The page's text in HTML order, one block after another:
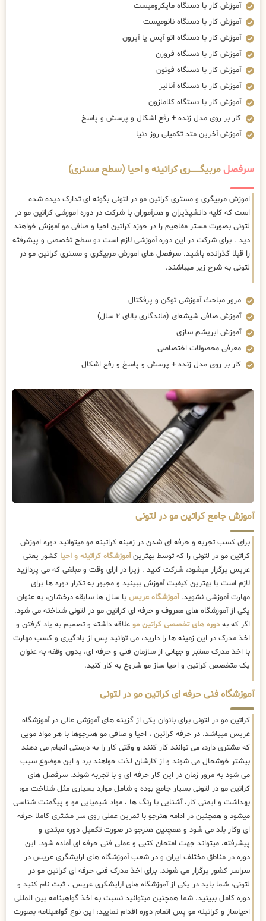
آموزش کار با دستگاه مایکرومیست
آموزش کار با دستگاه نانومیست
آموزش کار با دستگاه اتو آیس یا آیرون
آموزش کار با دستگاه فروزن
آموزش کار با دستگاه فوتون
آموزش کار با دستگاه آنالیز
آموزش کار با دستگاه کلامازون
کار بر روی مدل زنده + رفع اشکال و پرسش و پاسخ
آموزش آخرین متد تکمیلی روز دنیا
سرفصلمربیگــــــــری کراتینه و احیا (سطح مستری)
اموزش مربیگری و مستری کراتین مو در لتونی بگونه ای تدارک دیده شده
است که کلیه دانشپذیران و هنرآموزان با شرکت در دوره اموزشی کراتین مو در
لتونی بصورت مستر مفاهیم را در حوزه کراتین احیا و صافی مو آموزش خواهند
دید . برای شرکت در این دوره آموزشی لازم است دو سطح تخصصی و پیشرفته
را قبلا گذرانده باشید. سرفصل های اموزش مربیگری و مستری کراتین مو در
لتونی به شرح زیر میباشند.
مرور مباحث آموزشی توکن و پرفکتال
آموزش صافی شیشه‌ای (ماندگاری بالای ۲ سال)
آموزش ابریشم سازی
معرفی محصولات اختصاصی
کار بر روی مدل زنده + پرسش و پاسخ و رفع اشکال
آموزش جامع کراتین مو در لتونی
برای کسب تجربه و حرفه ای شدن در زمینه کراتینه مو میتوانید دوره اموزش
کراتین مو در لتونی را که توسط بهترینآموزشگاه کراتینه و احیا کشور یعنی
عریس برگزار میشود، شرکت کنید . زیرا در ازای وقت و مبلغی که می پردازید
لازم است با بهترین کیفیت آموزش ببینید و مجبور به تکرار دوره ها برای
مهارت آموزشی نشوید.آموزشگاه عریس با سال ها سابقه درخشان، به عنوان
یکی از آموزشگاه های معروف و حرفه ای کراتین مو در لتونی شناخته می شود.
اگر که بهدوره های تخصصی کراتین مو علاقه داشته و تصمیم به یاد گرفتن و
اخذ مدرک در این زمینه ها را دارید، می توانید پس از یادگیری و کسب مهارت
با اخذ مدرک معتبر و جهانی از سازمان فنی و حرفه ای، بدون وقفه به عنوان
یک متخصص کراتین و احیا ساز مو شروع به کار کنید.
آموزشگاه فنی حرفه ای کراتین مو در لتونی
کراتین مو در لتونی برای بانوان یکی از گزینه های آموزشی عالی در آموزشگاه
عریس میباشد. در حرفه کراتین ، احیا و صافی مو هنرجوها با هر مواد مویی
که مشتری دارد، می توانند کار کنند و وقتی کار را به درستی انجام می دهند
بیشتر خوشحال می شوند و از کارشان لذت خواهند برد و این موضوع سبب
می شود به مرور زمان در این کار حرفه ای و با تجربه شوند. سرفصل های
کراتین مو در لتونی بسیار جامع بوده و شامل موارد بسیاری مثل شناخت مو،
بهداشت و ایمنی کار، آشنایی با رنگ ها ، مواد شیمیایی مو و پیگمنت شناسی
میشود و همچنین در ادامه هنرجو با تمرین عملی روی سر مشتری کاملا حرفه
ای وکار بلد می شود و همچنین هنرجو در صورت تکمیل دوره مبتدی و
پیشرفته، میتواند جهت امتحان کتبی و عملی فنی حرفه ای آماده شود. این
دوره در مناطق مختلف ایران و در شعب آموزشگاه های ارایشگری عریس در
سراسر کشور برگزار می شوند. برای اخذ مدرک فنی حرفه ای کراتین مو در
لتونی، شما باید در یکی از آموزشگاه های آرایشگری عریس ، ثبت نام کنید و
دوره کامل ببینید. شما همچنین میتوانید نسبت به اخذ گواهینامه بین المللی
احیاساز و کراتینه مو پس اتمام دوره اقدام نمایید، این نوع گواهینامه بصورت